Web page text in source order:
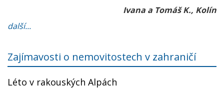
Ivana a Tomáš K., Kolín
další...
Zajímavosti o nemovitostech v zahraničí
Léto v rakouských Alpách